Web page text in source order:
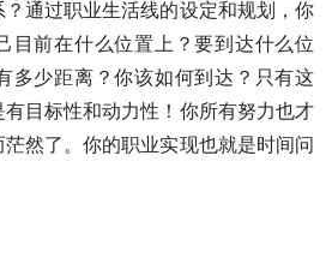
通过职业生活线的设定和规划，你
目前在什么位置上？要到达什么位
多少距离？你该如何到达？只有这
目标性和动力性！你所有努力也才
然了。你的职业实现也就是时间问